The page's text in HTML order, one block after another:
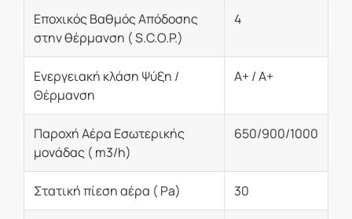
Εποχικός Βαθμός Απόδοσης
στην θέρμανση ( S.C.O.P.)
4
Ενεργειακή κλάση Ψύξη /
Θέρμανση
A+ / A+
Παροχή Αέρα Εσωτερικής
μονάδας ( m3/h)
650/900/1000
Στατική πίεση αέρα ( Pa) 30